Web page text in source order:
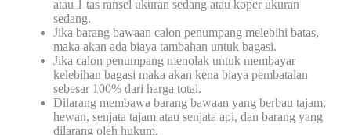
atau 1 tas ransel ukuran sedang atau koper ukuran
sedang.
Jika barang bawaan calon penumpang melebihi batas,
maka akan ada biaya tambahan untuk bagasi.
Jika calon penumpang menolak untuk membayar
kelebihan bagasi maka akan kena biaya pembatalan
sebesar 100% dari harga total.
Dilarang membawa barang bawaan yang berbau tajam,
hewan, senjata tajam atau senjata api, dan barang yang
dilarang oleh hukum.